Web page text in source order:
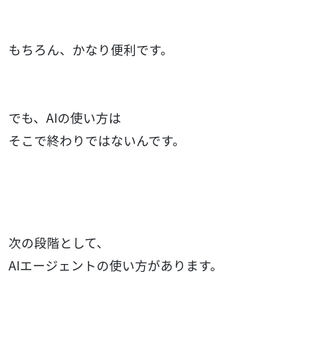
もちろん、かなり便利です。
でも、AIの使い方は
そこで終わりではないんです。
次の段階として、
AIエージェントの使い方があります。